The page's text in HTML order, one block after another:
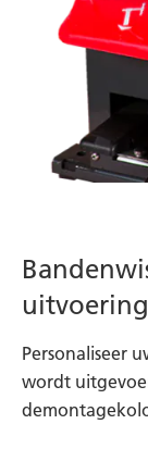
uitvoering
Personaliseer
wordt
Ga
naar
het
begin
van
de